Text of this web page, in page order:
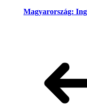
Magyarország: